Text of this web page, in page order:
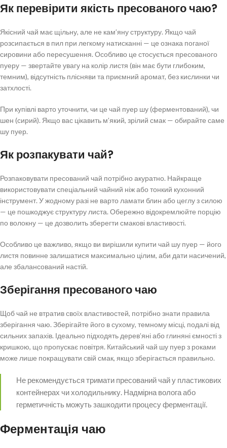
Як перевірити якість пресованого чаю?
Якісний чай має щільну, але не кам’яну структуру. Якщо чай
розсипається в пил при легкому натисканні — це ознака поганої
сировини або пересушення. Особливо це стосується пресованого
пуеру — звертайте увагу на колір листя (він має бути глибоким,
темним), відсутність плісняви та приємний аромат, без кислинки чи
затхлості.
При купівлі варто уточнити, чи це чай пуер шу (ферментований), чи
шен (сирий). Якщо вас цікавить м’який, зрілий смак — обирайте саме
шу пуер.
Як розпакувати чай?
Розпаковувати пресований чай потрібно акуратно. Найкраще
використовувати спеціальний чайний ніж або тонкий кухонний
інструмент. У жодному разі не варто ламати блин або цеглу з силою
— це пошкоджує структуру листа. Обережно відокремлюйте порцію
по волокну — це дозволить зберегти смакові властивості.
Особливо це важливо, якщо ви вирішили купити чай шу пуер — його
листя повинне залишатися максимально цілим, аби дати насичений,
але збалансований настій.
Зберігання пресованого чаю
Щоб чай не втратив своїх властивостей, потрібно знати правила
зберігання чаю. Зберігайте його в сухому, темному місці, подалі від
сильних запахів. Ідеально підходять дерев’яні або глиняні ємності з
кришкою, що пропускає повітря. Китайський чай шу пуер з роками
може лише покращувати свій смак, якщо зберігається правильно.
Не рекомендується тримати пресований чай у пластикових
контейнерах чи холодильнику. Надмірна волога або
герметичність можуть зашкодити процесу ферментації.
Ферментація чаю